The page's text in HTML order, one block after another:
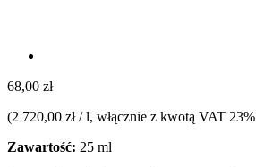
68,00 zł
(2 720,00 zł / l, włącznie z kwotą VAT 23%
Zawartość: 25 ml